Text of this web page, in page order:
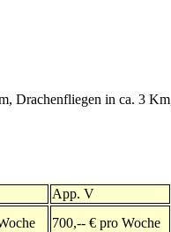
Drachenfliegen in ca. 3
App. V
700,-- € pro Woche